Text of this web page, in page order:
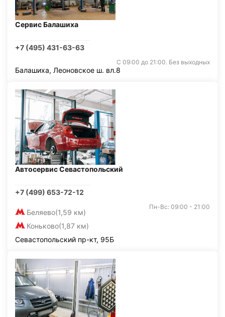
Сервис Балашиха
+7 (495) 431-63-63
С 09:00 до 21:00. Без выходных
Балашиха, Леоновское ш. вл.8
Автосервис Севастопольский
+7 (499) 653-72-12
Беляево(1,59 км)
Коньково(1,87 км)
Пн-Вс: 09:00 - 21:00
Севастопольский пр-кт, 95Б